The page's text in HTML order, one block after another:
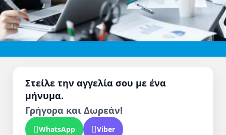
Στείλε την αγγελία σου με ένα
μήνυμα.
Γρήγορα και Δωρεάν!
WhatsApp Viber